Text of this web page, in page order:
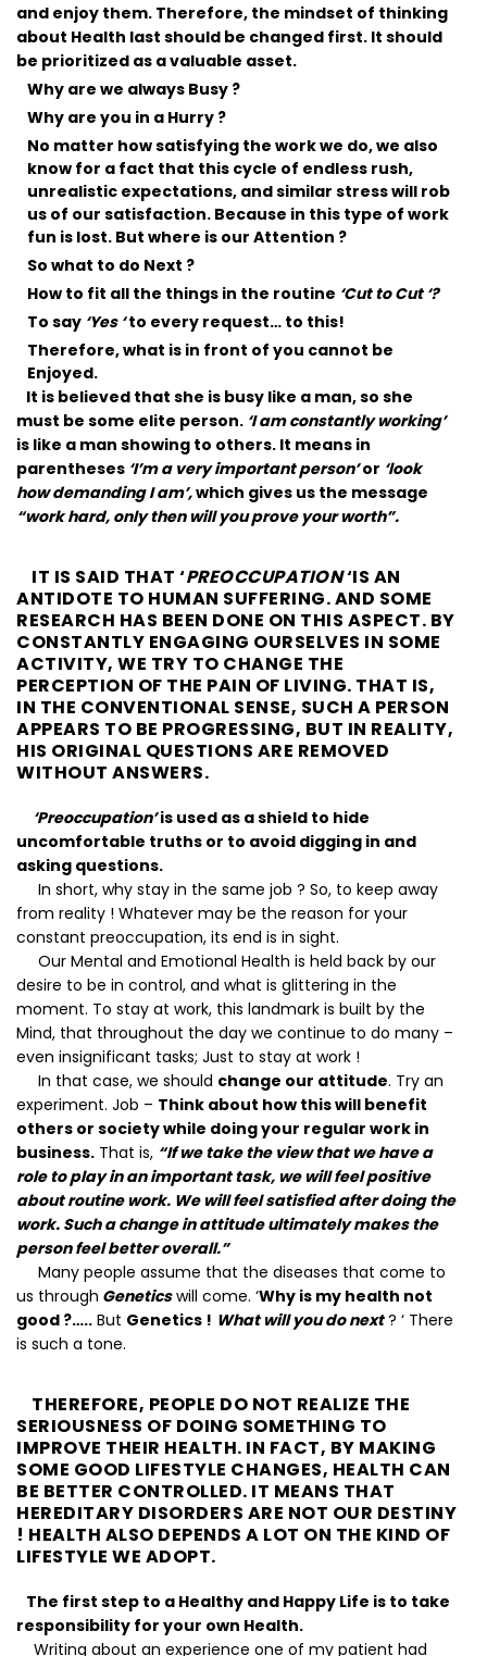
and enjoy them. Therefore, the mindset of thinking
about Health last should be changed first. It should
be prioritized as a valuable asset.
Why are we always Busy ?
Why are you in a Hurry ?
No matter how satisfying the work we do, we also
know for a fact that this cycle of endless rush,
unrealistic expectations, and similar stress will rob
us of our satisfaction. Because in this type of work
fun is lost. But where is our Attention ?
So what to do Next ?
How to fit all the things in the routine ‘Cut to Cut ‘?
To say ‘Yes ‘to every request… to this!
Therefore, what is in front of you cannot be
Enjoyed.
It is believed that she is busy like a man, so she
must be some elite person. ‘I am constantly working’
is like a man showing to others. It means in
parentheses ‘I’m a very important person’or ‘look
how demanding I am’,which gives us the message
“work hard, only then will you prove your worth”.
IT IS SAID THAT ‘PREOCCUPATION‘IS AN
ANTIDOTE TO HUMAN SUFFERING. AND SOME
RESEARCH HAS BEEN DONE ON THIS ASPECT. BY
CONSTANTLY ENGAGING OURSELVES IN SOME
ACTIVITY, WE TRY TO CHANGE THE
PERCEPTION OF THE PAIN OF LIVING. THAT IS,
IN THE CONVENTIONAL SENSE, SUCH A PERSON
APPEARS TO BE PROGRESSING, BUT IN REALITY,
HIS ORIGINAL QUESTIONS ARE REMOVED
WITHOUT ANSWERS.
‘Preoccupation’is used as a shield to hide
uncomfortable truths or to avoid digging in and
asking questions.
In short, why stay in the same job ? So, to keep away
from reality ! Whatever may be the reason for your
constant preoccupation, its end is in sight.
Our Mental and Emotional Health is held back by our
desire to be in control, and what is glittering in the
moment. To stay at work, this landmark is built by the
Mind, that throughout the day we continue to do many –
even insignificant tasks; Just to stay at work !
In that case, we should change our attitude. Try an
experiment. Job – Think about how this will benefit
others or society while doing your regular work in
business. That is, “If we take the view that we have a
role to play in an important task, we will feel positive
about routine work. We will feel satisfied after doing the
work. Such a change in attitude ultimately makes the
person feel better overall.”
Many people assume that the diseases that come to
us through Geneticswill come. ‘Why is my health not
good ?….. But Genetics ! What will you do next? ‘ There
is such a tone.
THEREFORE, PEOPLE DO NOT REALIZE THE
SERIOUSNESS OF DOING SOMETHING TO
IMPROVE THEIR HEALTH. IN FACT, BY MAKING
SOME GOOD LIFESTYLE CHANGES, HEALTH CAN
BE BETTER CONTROLLED. IT MEANS THAT
HEREDITARY DISORDERS ARE NOT OUR DESTINY
! HEALTH ALSO DEPENDS A LOT ON THE KIND OF
LIFESTYLE WE ADOPT.
The first step to a Healthy and Happy Life is to take
responsibility for your own Health.
Writing about an experience one of my patient had